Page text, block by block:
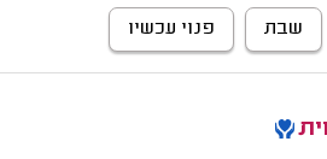
שבת פנוי עכשיו